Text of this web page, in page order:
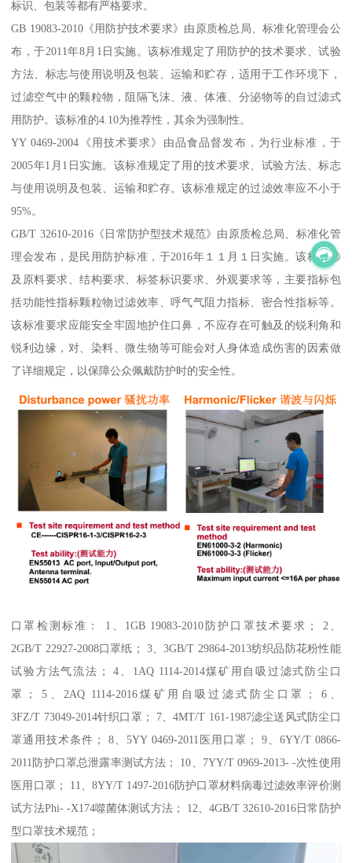
标识、包装等都有严格要求。
GB 19083-2010《用防护技术要求》由原质检总局、标准化管理会公
布，于2011年8月1日实施。该标准规定了用防护的技术要求、试验
方法、标志与使用说明及包装、运输和贮存，适用于工作环境下，
过滤空气中的颗粒物，阻隔飞沫、液、体液、分泌物等的自过滤式
用防护。该标准的4.10为推荐性，其余为强制性。
YY 0469-2004《用技术要求》由品食品督发布，为行业标准，于
2005年1月1日实施。该标准规定了用的技术要求、试验方法、标志
与使用说明及包装、运输和贮存。该标准规定的过滤效率应不小于
95%。
GB/T 32610-2016《日常防护型技术规范》由原质检总局、标准化管
理会发布，是民用防护标准，于2016年１１月１日实施。该标准涉
及原料要求、结构要求、标签标识要求、外观要求等，主要指标包
括功能性指标颗粒物过滤效率、呼气气阻力指标、密合性指标等。
该标准要求应能安全牢固地护住口鼻，不应存在可触及的锐利角和
锐利边缘，对、染料、微生物等可能会对人身体造成伤害的因素做
了详细规定，以保障公众佩戴防护时的安全性。
口罩检测标准： 1、1GB 19083-2010防护口罩技术要求； 2、
2GB/T 22927-2008口罩纸； 3、3GB/T 29864-2013纺织品防花粉性能
试验方法气流法； 4、1AQ 1114-2014煤矿用自吸过滤式防尘口
罩； 5、2AQ 1114-2016煤矿用自吸过滤式防尘口罩； 6、
3FZ/T 73049-2014针织口罩； 7、4MT/T 161-1987滤尘送风式防尘口
罩通用技术条件； 8、5YY 0469-2011医用口罩； 9、6YY/T 0866-
2011防护口罩总泄露率测试方法； 10、7YY/T 0969-2013- -次性使用
医用口罩； 11、8YY/T 1497-2016防护口罩材料病毒过滤效率评价测
试方法Phi- -X174噬菌体测试方法； 12、4GB/T 32610-2016日常防护
型口罩技术规范；